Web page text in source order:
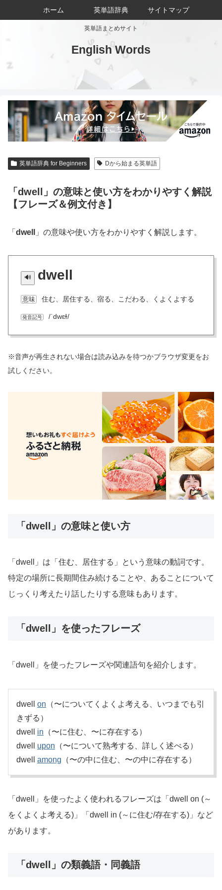
英単語まとめサイト
English Words
ホーム 英単語辞典 サイトマップ
英単語辞典 for Beginners Dから始まる英単語
「dwell」の意味と使い方をわかりやすく解説
【フレーズ＆例文付き】
「 dwell 」の意味や使い方をわかりやすく解説します。
dwell
意味 住む、居住する、宿る、こだわる、くよくよする
発音記号 /ˈdwɛɫ/
※音声が再生されない場合は読み込みを待つかブラウザ変更をお
試しください。
「dwell」の意味と使い方
「dwell」は「住む、居住する」という意味の動詞です。
特定の場所に長期間住み続けることや、あることについて
じっくり考えたり話したりする意味もあります。
「dwell」を使ったフレーズ
「dwell」を使ったフレーズや関連語句を紹介します。
dwell on （〜についてくよくよ考える、いつまでも引
きずる）
dwell in （〜に住む、〜に存在する）
dwell upon （〜について熟考する、詳しく述べる）
dwell among （〜の中に住む、〜の中に存在する）
「dwell」を使ったよく使われるフレーズは「dwell on (～
をくよくよ考える)」「dwell in (～に住む/存在する)」など
があります。
「dwell」の類義語・同義語